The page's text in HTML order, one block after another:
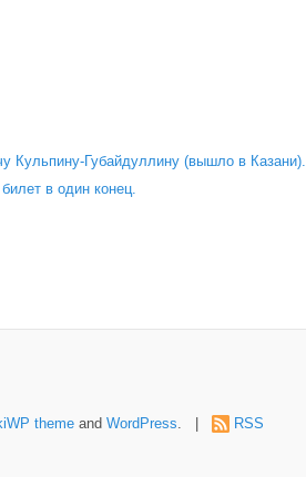
Кульпину-Губайдуллину (вышло в Казани).
в один конец.
themeand WordPress. | RSS